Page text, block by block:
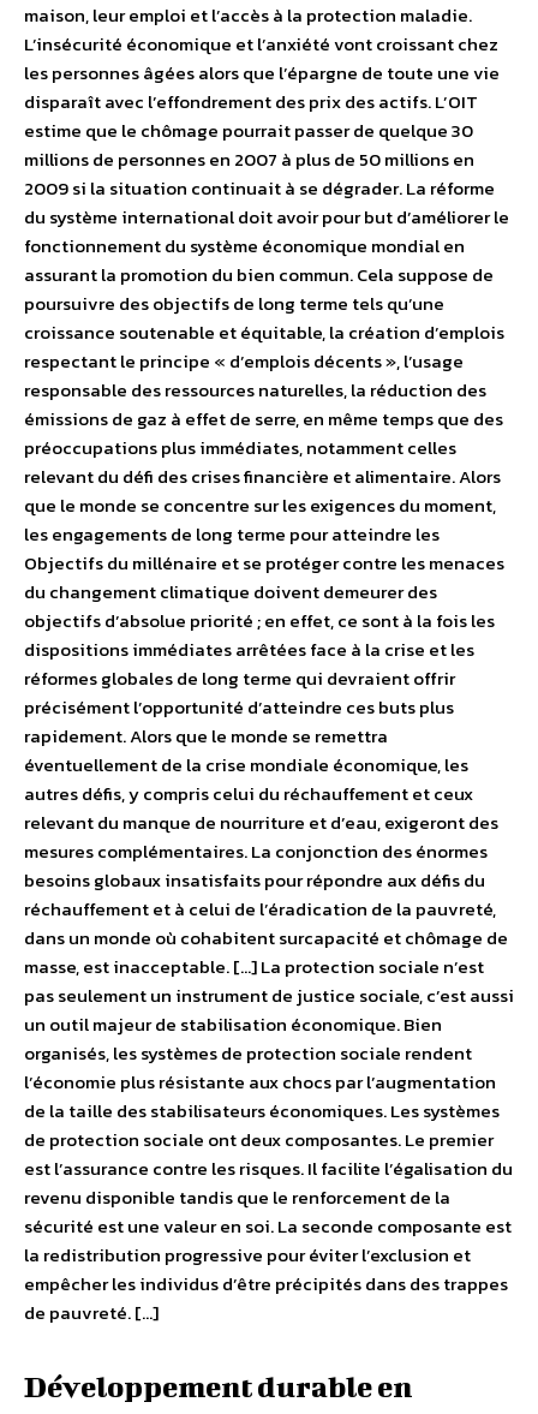
maison, leur emploi et l’accès à la protection maladie.
L’insécurité économique et l’anxiété vont croissant chez
les personnes âgées alors que l’épargne de toute une vie
disparaît avec l’effondrement des prix des actifs. L’OIT
estime que le chômage pourrait passer de quelque 30
millions de personnes en 2007 à plus de 50 millions en
2009 si la situation continuait à se dégrader. La réforme
du système international doit avoir pour but d’améliorer le
fonctionnement du système économique mondial en
assurant la promotion du bien commun. Cela suppose de
poursuivre des objectifs de long terme tels qu’une
croissance soutenable et équitable, la création d’emplois
respectant le principe « d’emplois décents », l’usage
responsable des ressources naturelles, la réduction des
émissions de gaz à effet de serre, en même temps que des
préoccupations plus immédiates, notamment celles
relevant du défi des crises financière et alimentaire. Alors
que le monde se concentre sur les exigences du moment,
les engagements de long terme pour atteindre les
Objectifs du millénaire et se protéger contre les menaces
du changement climatique doivent demeurer des
objectifs d’absolue priorité ; en effet, ce sont à la fois les
dispositions immédiates arrêtées face à la crise et les
réformes globales de long terme qui devraient offrir
précisément l’opportunité d’atteindre ces buts plus
rapidement. Alors que le monde se remettra
éventuellement de la crise mondiale économique, les
autres défis, y compris celui du réchauffement et ceux
relevant du manque de nourriture et d’eau, exigeront des
mesures complémentaires. La conjonction des énormes
besoins globaux insatisfaits pour répondre aux défis du
réchauffement et à celui de l’éradication de la pauvreté,
dans un monde où cohabitent surcapacité et chômage de
masse, est inacceptable. […] La protection sociale n’est
pas seulement un instrument de justice sociale, c’est aussi
un outil majeur de stabilisation économique. Bien
organisés, les systèmes de protection sociale rendent
l’économie plus résistante aux chocs par l’augmentation
de la taille des stabilisateurs économiques. Les systèmes
de protection sociale ont deux composantes. Le premier
est l’assurance contre les risques. Il facilite l’égalisation du
revenu disponible tandis que le renforcement de la
sécurité est une valeur en soi. La seconde composante est
la redistribution progressive pour éviter l’exclusion et
empêcher les individus d’être précipités dans des trappes
de pauvreté. […]
Développement durable en